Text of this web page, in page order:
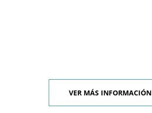
VER MÁS INFORMACIÓN